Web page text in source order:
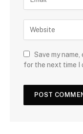
Save my
for the next time I